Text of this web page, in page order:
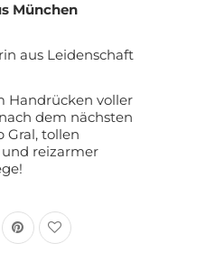
München
aus Leidenschaft
Handrücken voller
dem nächsten
Gral, tollen
reizarmer